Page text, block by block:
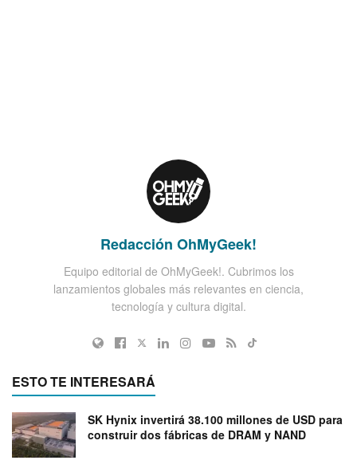
Redacción OhMyGeek!
Equipo editorial de OhMyGeek!. Cubrimos los
lanzamientos globales más relevantes en ciencia,
tecnología y cultura digital.
ESTO TE INTERESARÁ
SK Hynix invertirá 38.100 millones de USD para
construir dos fábricas de DRAM y NAND